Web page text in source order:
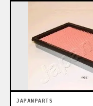
JAPANPARTS